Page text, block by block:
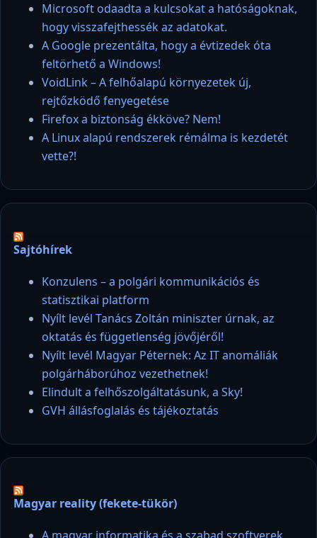
Microsoft odaadta a kulcsokat a hatóságoknak,
hogy visszafejthessék az adatokat.
A Google prezentálta, hogy a évtizedek óta
feltörhető a Windows!
VoidLink – A felhőalapú környezetek új,
rejtőzködő fenyegetése
Firefox a biztonság ékköve? Nem!
A Linux alapú rendszerek rémálma is kezdetét
vette?!
Sajtóhírek
Konzulens – a polgári kommunikációs és
statisztikai platform
Nyílt levél Tanács Zoltán miniszter úrnak, az
oktatás és függetlenség jövőjéről!
Nyílt levél Magyar Péternek: Az IT anomáliák
polgárháborúhoz vezethetnek!
Elindult a felhőszolgáltatásunk, a Sky!
GVH állásfoglalás és tájékoztatás
Magyar reality (fekete-tükör)